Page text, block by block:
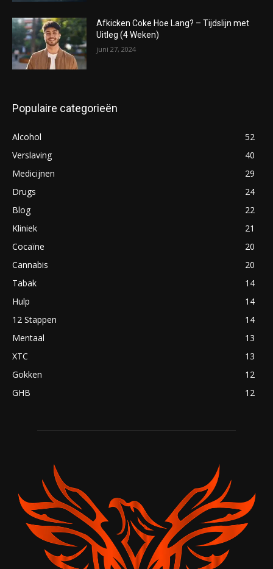
Afkicken Coke Hoe Lang? – Tijdslijn met
Uitleg (4 Weken)
juni 27, 2024
Populaire categorieën
Alcohol
52
Verslaving
40
Medicijnen
29
Drugs
24
Blog
22
Kliniek
21
Cocaïne
20
Cannabis
20
Tabak
14
Hulp
14
12 Stappen
14
Mentaal
13
XTC
13
Gokken
12
GHB
12